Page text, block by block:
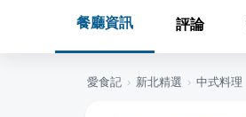
餐廳資訊 評論
愛食記 › 新北精選 › 中式料理